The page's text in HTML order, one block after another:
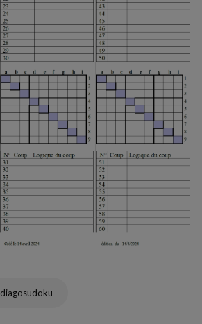
diagosudoku